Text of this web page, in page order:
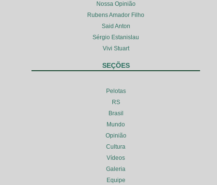
Nossa Opinião
Rubens Amador Filho
Said Anton
Sérgio Estanislau
Vivi Stuart
SEÇÕES
Pelotas
RS
Brasil
Mundo
Opinião
Cultura
Vídeos
Galeria
Equipe